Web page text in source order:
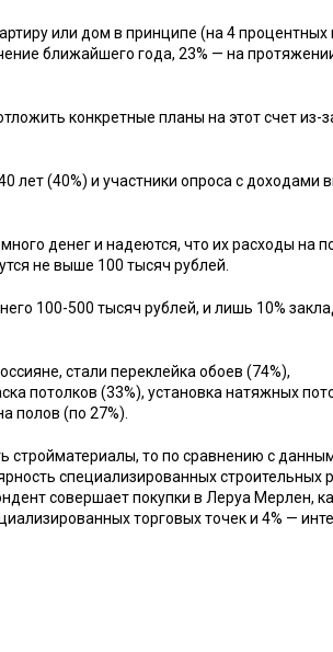
или дом в принципе (на 4 процентных
ближайшего года, 23% — на
конкретные планы на этот счет из-
лет (40%) и участники опроса с доходами
денег и надеются, что их расходы на
не выше 100 тысяч рублей.
100-500 тысяч рублей, и лишь 10%
стали переклейка обоев (74%),
потолков (33%), установка натяжных
полов (по 27%).
стройматериалы, то по сравнению с
специализированных строительных
совершает покупки в Леруа Мерлен,
торговых точек и 4% —